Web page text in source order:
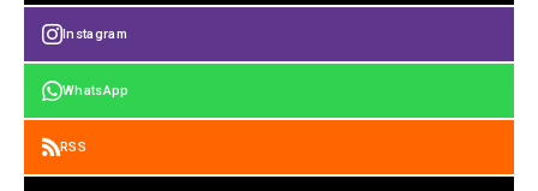
Instagram
WhatsApp
RSS